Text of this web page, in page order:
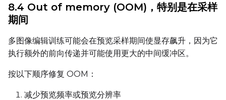
8.4 Out of memory (OOM)，特别是在采样
期间
多图像编辑训练可能会在预览采样期间使显存飙升，因为它
执行额外的前向传递并可能使用更大的中间缓冲区。
按以下顺序修复 OOM：
减少预览频率或预览分辨率